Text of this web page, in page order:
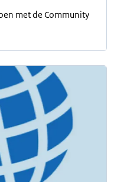
met de Community